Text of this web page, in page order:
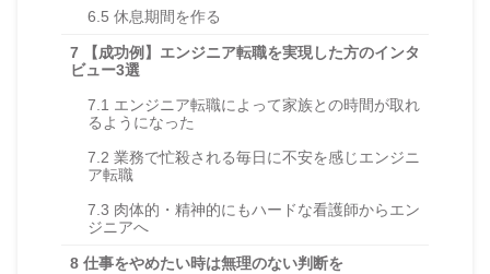
6.5 休息期間を作る
7 【成功例】エンジニア転職を実現した方のインタ
ビュー3選
7.1 エンジニア転職によって家族との時間が取れ
るようになった
7.2 業務で忙殺される毎日に不安を感じエンジニ
ア転職
7.3 肉体的・精神的にもハードな看護師からエン
ジニアへ
8 仕事をやめたい時は無理のない判断を